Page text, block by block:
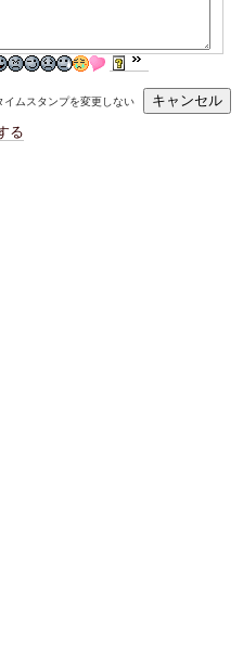
イムスタンプを変更しない
る